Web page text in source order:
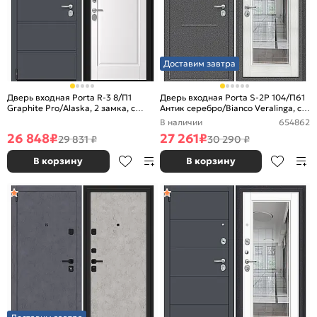
Дверь входная Porta R-3 8/П1
Graphite Pro/Alaska, 2 замка, с
26 848₽29 831 ₽
В корзину
Доставим завтра
Дверь входная Porta S-2P 104/П61
Антик серебро/Bianco Veralinga, с
зеркалом, 2 замка, с ночной
задвижкой
В наличии 654862
27 261₽30 290 ₽
В корзину